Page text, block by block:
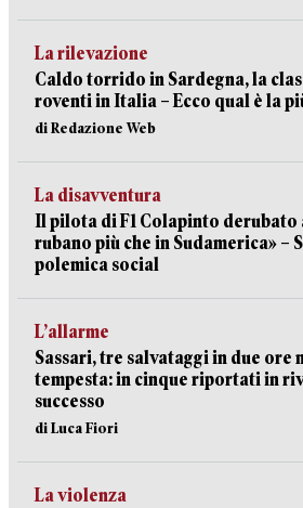
La rilevazione
Caldo torrido in Sardegna, la
roventi in Italia – Ecco qual è la
di Redazione Web
La disavventura
Il pilota di F1 Colapinto derubato
rubano più che in Sudamerica» –
polemica social
L’allarme
Sassari, tre salvataggi in due ore
tempesta: in cinque riportati in
successo
di Luca Fiori
La violenza